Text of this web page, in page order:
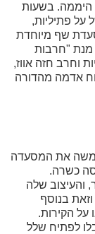
בשעות
על פתיליות,
שף מיוחדת
מנת "חרבות
וחרב חזה אווז,
אדמה מהדורה
משה את המסעדה
כשרה.
שלה
בנוסף
על הקירות.
לפתיח שלל